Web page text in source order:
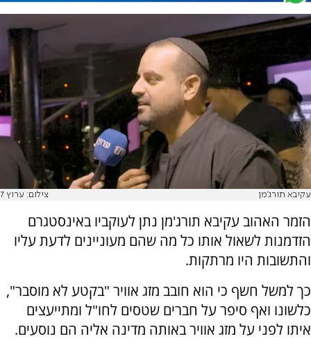
עקיבא תורג'מן צילום: ערוץ 7
הזמר האהוב עקיבא תורג'מן נתן לעוקביו באינסטגרם
הזדמנות לשאול אותו כל מה שהם מעוניינים לדעת עליו
והתשובות היו מרתקות.
כך למשל חשף כי הוא חובב מזג אוויר "בקטע לא מוסבר",
כלשונו ואף סיפר על חברים שטסים לחו"ל ומתייעצים
איתו לפני על מזג אוויר באותה מדינה אליה הם נוסעים.